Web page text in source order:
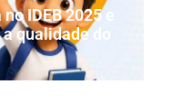
IDEB 2025 e
qualidade do